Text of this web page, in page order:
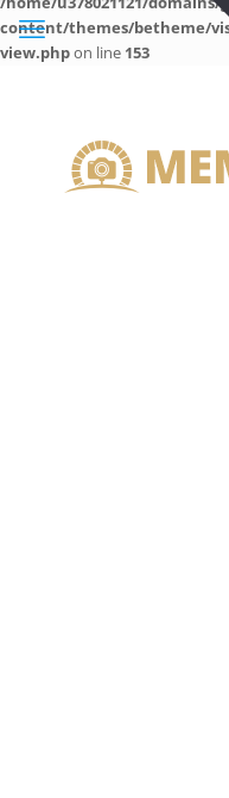
content/themes/betheme/
view.phpon line 153